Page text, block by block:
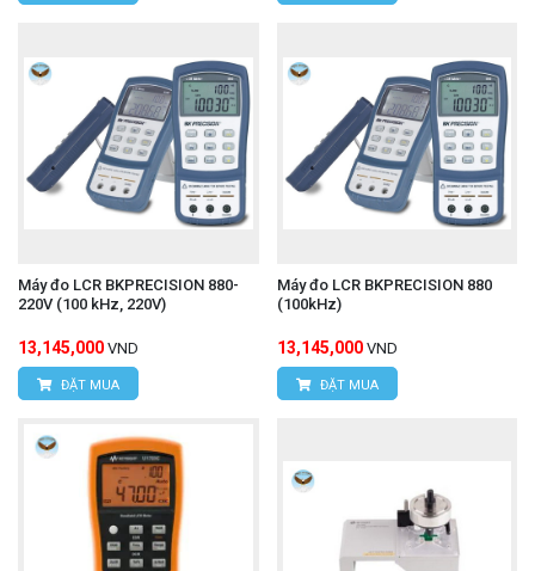
Máy đo LCR BKPRECISION 880-
220V (100 kHz, 220V)
13,145,000 VND
ĐẶT MUA
Máy đo LCR BKPRECISION 880
(100kHz)
13,145,000 VND
ĐẶT MUA